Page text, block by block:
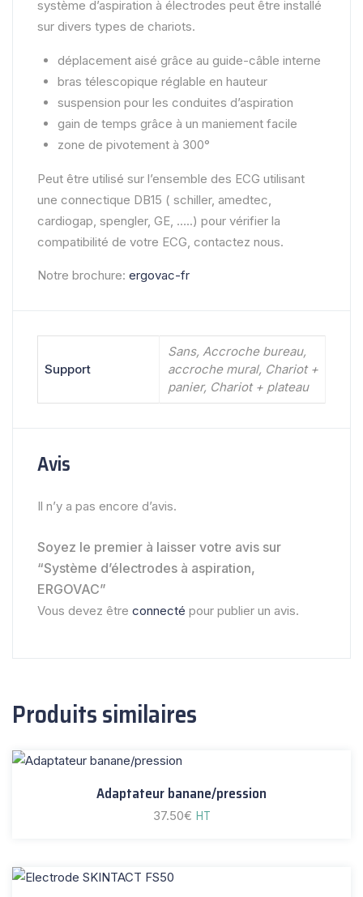
système d’aspiration à électrodes peut être installé
sur divers types de chariots.
déplacement aisé grâce au guide-câble interne
bras télescopique réglable en hauteur
suspension pour les conduites d’aspiration
gain de temps grâce à un maniement facile
zone de pivotement à 300°
Peut être utilisé sur l’ensemble des ECG utilisant
une connectique DB15 ( schiller, amedtec,
cardiogap, spengler, GE, …..) pour vérifier la
compatibilité de votre ECG, contactez nous.
Notre brochure: ergovac-fr
Support
Sans, Accroche bureau,
accroche mural, Chariot +
panier, Chariot + plateau
Avis
Il n’y a pas encore d’avis.
Soyez le premier à laisser votre avis sur
“Système d’électrodes à aspiration,
ERGOVAC”
Vous devez être connecté pour publier un avis.
Produits similaires
Adaptateur banane/pression
37.50€ HT